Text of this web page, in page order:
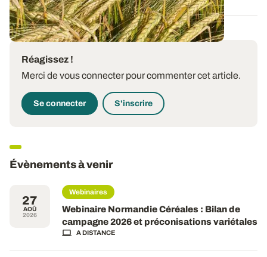
Réagissez !
Merci de vous connecter pour commenter cet article.
Se connecter S'inscrire
Évènements à venir
27
AOÛ
2026
Webinaires
Webinaire Normandie Céréales : Bilan de
campagne 2026 et préconisations variétales
A DISTANCE